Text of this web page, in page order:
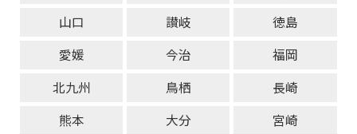
山口
讃岐
徳島
愛媛
今治
福岡
北九州
鳥栖
長崎
熊本
大分
宮崎